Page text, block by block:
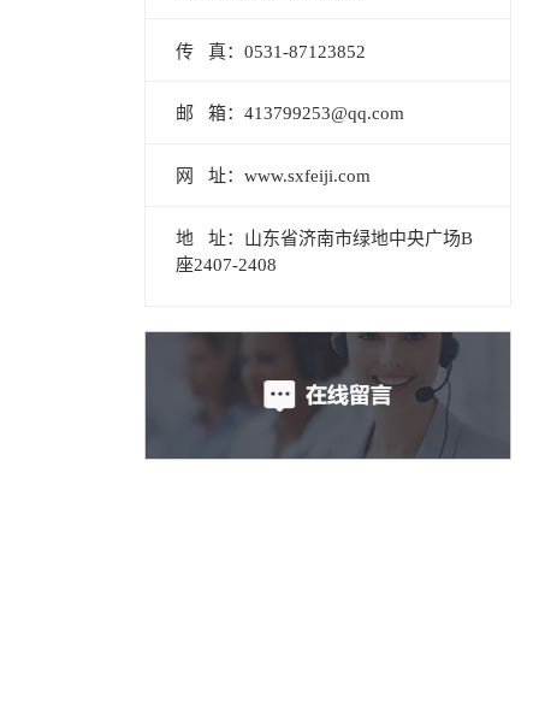
传 真：0531-87123852
邮 箱：413799253@qq.com
网 址：www.sxfeiji.com
地 址：山东省济南市绿地中央广场B
座2407-2408